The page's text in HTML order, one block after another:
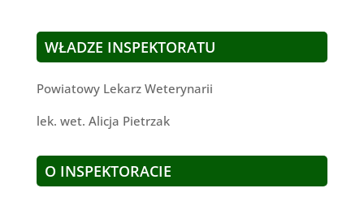
WŁADZE INSPEKTORATU
Powiatowy Lekarz Weterynarii
lek. wet. Alicja Pietrzak
O INSPEKTORACIE